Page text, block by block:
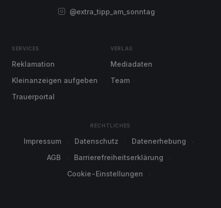
@extra_tipp_am_sonntag
SERVICES
Reklamation
Kleinanzeigen aufgeben
Trauerportal
VERLAG
Mediadaten
Team
RECHTLICHES
Impressum Datenschutz
Datenerhebung
AGB
Barrierefreiheitserklärung
Cookie-Einstellungen